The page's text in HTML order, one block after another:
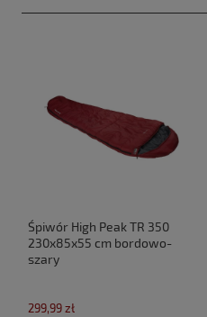
Śpiwór High Peak TR 350
230x85x55 cm bordowo-
szary
299,99 zł